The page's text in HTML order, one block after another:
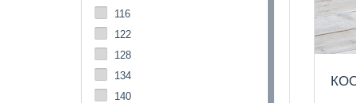
116
122
128
134
140